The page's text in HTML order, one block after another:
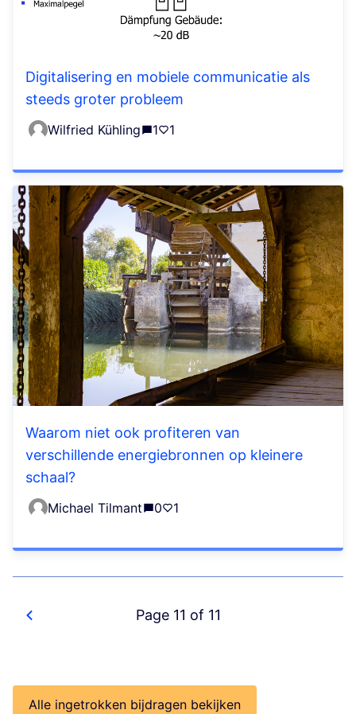
Digitalisering en mobiele communicatie als
steeds groter probleem
Wilfried Kühling 1 1
Waarom niet ook profiteren van
verschillende energiebronnen op kleinere
schaal?
Michael Tilmant 0 1
Page 11 of 11
Alle ingetrokken bijdragen bekijken